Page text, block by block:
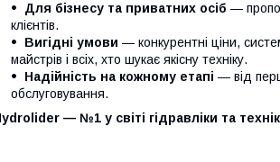
Для бізнесу та приватних осіб —
клієнтів.
Вигідні умови — конкурентні ціни,
майстрів і всіх, хто шукає якісну техніку.
Надійність на кожному етапі — від
обслуговування.
— №1 у світі гідравліки та